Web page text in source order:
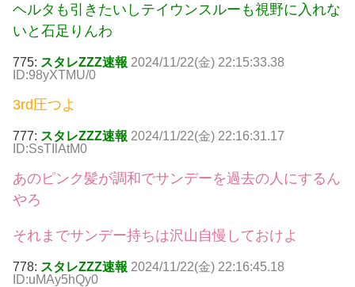
ヘルタも引きたいしテイウンスルーも視野に入れな
いと石足りんわ
775: スタレZZZ速報 2024/11/22(金) 22:15:33.38
ID:98yXTMU/0
3rd圧つよ
777: スタレZZZ速報 2024/11/22(金) 22:16:31.17
ID:SsTIlAtM0
あのピンク髪が調和でサンデーを過去の人にするん
やろ
それまでサンデー持ちは沢山自慢しておけよ
778: スタレZZZ速報 2024/11/22(金) 22:16:45.18
ID:uMAy5hQy0